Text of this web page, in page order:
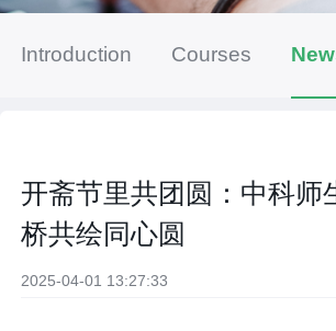
Introduction Courses
开斋节里共团圆：中科师
桥共绘同心圆
2025-04-01 13:27:33